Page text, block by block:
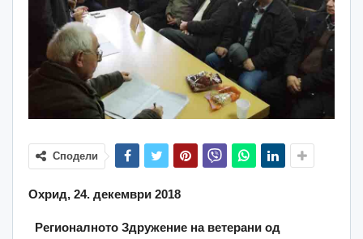
Сподели
Охрид, 24. декември 2018
Регионалното Здружение на ветерани од